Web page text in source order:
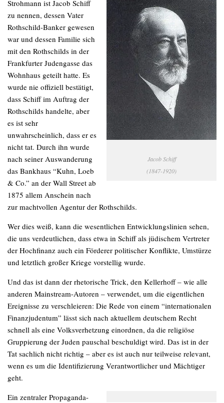
Jacob Schiff
(1847-1920)
Strohmann ist Jacob Schiff
zu nennen, dessen Vater
Rothschild-Banker gewesen
war und dessen Familie sich
mit den Rothschilds in der
Frankfurter Judengasse das
Wohnhaus geteilt hatte. Es
wurde nie offiziell bestätigt,
dass Schiff im Auftrag der
Rothschilds handelte, aber
es ist sehr
unwahrscheinlich, dass er es
nicht tat. Durch ihn wurde
nach seiner Auswanderung
das Bankhaus “Kuhn, Loeb
& Co.” an der Wall Street ab
1875 allem Anschein nach
zur machtvollen Agentur der Rothschilds.
Wer dies weiß, kann die wesentlichen Entwicklungslinien sehen,
die uns verdeutlichen, dass etwa in Schiff als jüdischem Vertreter
der Hochfinanz auch ein Förderer politischer Konflikte, Umstürze
und letztlich großer Kriege vorstellig wurde.
Und das ist dann der rhetorische Trick, den Kellerhoff – wie alle
anderen Mainstream-Autoren – verwendet, um die eigentlichen
Ereignisse zu verschleieren: Die Rede von einem “internationalen
Finanzjudentum” lässt sich nach aktuellem deutschem Recht
schnell als eine Volksverhetzung einordnen, da die religiöse
Gruppierung der Juden pauschal beschuldigt wird. Das ist in der
Tat sachlich nicht richtig – aber es ist auch nur teilweise relevant,
wenn es um die Identifizierung Verantwortlicher und Mächtiger
geht.
Ein zentraler Propaganda-